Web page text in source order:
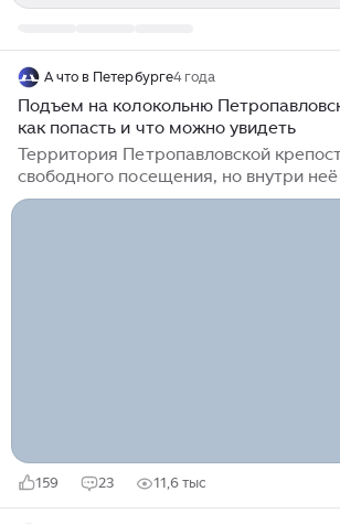
А что в Петербурге4 года
Подъем на колокольню
как попасть и что можно увидеть
Территория Петропавловской
свободного посещения, но внутри
музейных комплексов, на обход
159 23 11,6 тыс